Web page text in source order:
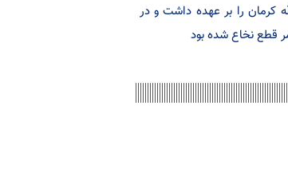
جنگ با 21 سال سن، فرماندهی یکی از گردان های لشگر 41 ثار الله کرمان را بر عهده داشت و در
قطع نخاع شده بود